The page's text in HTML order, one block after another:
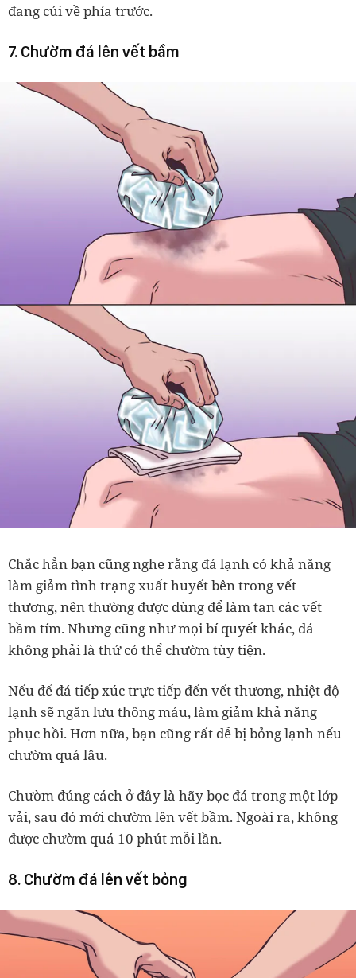
đang cúi về phía trước.
7. Chườm đá lên vết bầm
Chắc hẳn bạn cũng nghe rằng đá lạnh có khả năng
làm giảm tình trạng xuất huyết bên trong vết
thương, nên thường được dùng để làm tan các vết
bầm tím. Nhưng cũng như mọi bí quyết khác, đá
không phải là thứ có thể chườm tùy tiện.
Nếu để đá tiếp xúc trực tiếp đến vết thương, nhiệt độ
lạnh sẽ ngăn lưu thông máu, làm giảm khả năng
phục hồi. Hơn nữa, bạn cũng rất dễ bị bỏng lạnh nếu
chườm quá lâu.
Chườm đúng cách ở đây là hãy bọc đá trong một lớp
vải, sau đó mới chườm lên vết bầm. Ngoài ra, không
được chườm quá 10 phút mỗi lần.
8. Chườm đá lên vết bỏng